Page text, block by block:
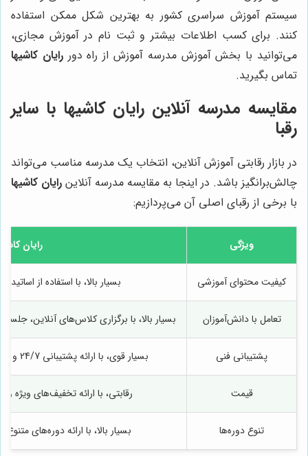
سیستم آموزش سراسری کشور به بهترین شکل ممکن استفاده
کنند. برای کسب اطلاعات بیشتر و ثبت نام در آموزش مجازی،
می‌توانید با بخش آموزش مدرسه آموزش از راه دوررایان کاشیها
تماس بگیرید.
مقایسه مدرسه آنلاین رایان کاشیها با سایر
رقبا
در بازار رقابتی آموزش آنلاین، انتخاب یک مدرسه مناسب می‌تواند
چالش‌برانگیز باشد. در اینجا به مقایسه مدرسه آنلاین رایان کاشیها
با برخی از رقبای اصلی آن می‌پردازیم:
ویژگی رایان
کیفیت محتوای آموزشی بسیار بالا، با استفاده از
تعامل با دانش‌آموزان بسیار بالا، با برگزاری کلاس‌های آنلاین،
پشتیبانی فنی بسیار قوی، با ارائه پشتیبانی 24/7 و رفع مشکلات فنی در اسرع وقت
قیمت رقابتی، با ارائه تخفیف‌های
تنوع دوره‌ها بسیار بالا، با ارائه دوره‌های